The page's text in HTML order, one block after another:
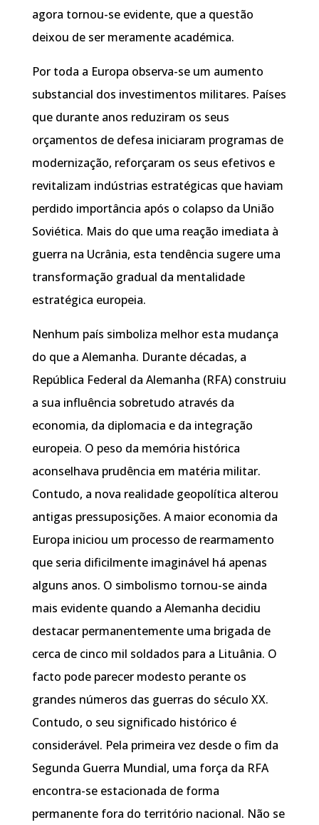
agora tornou-se evidente, que a questão
deixou de ser meramente académica.
Por toda a Europa observa-se um aumento
substancial dos investimentos militares. Países
que durante anos reduziram os seus
orçamentos de defesa iniciaram programas de
modernização, reforçaram os seus efetivos e
revitalizam indústrias estratégicas que haviam
perdido importância após o colapso da União
Soviética. Mais do que uma reação imediata à
guerra na Ucrânia, esta tendência sugere uma
transformação gradual da mentalidade
estratégica europeia.
Nenhum país simboliza melhor esta mudança
do que a Alemanha. Durante décadas, a
República Federal da Alemanha (RFA) construiu
a sua influência sobretudo através da
economia, da diplomacia e da integração
europeia. O peso da memória histórica
aconselhava prudência em matéria militar.
Contudo, a nova realidade geopolítica alterou
antigas pressuposições. A maior economia da
Europa iniciou um processo de rearmamento
que seria dificilmente imaginável há apenas
alguns anos. O simbolismo tornou-se ainda
mais evidente quando a Alemanha decidiu
destacar permanentemente uma brigada de
cerca de cinco mil soldados para a Lituânia. O
facto pode parecer modesto perante os
grandes números das guerras do século XX.
Contudo, o seu significado histórico é
considerável. Pela primeira vez desde o fim da
Segunda Guerra Mundial, uma força da RFA
encontra-se estacionada de forma
permanente fora do território nacional. Não se